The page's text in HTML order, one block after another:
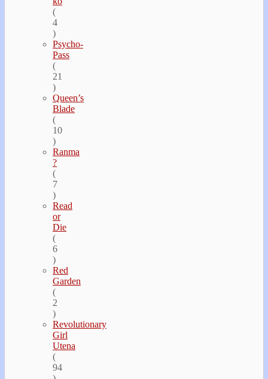
(
4
)
Psycho-
Pass
(
21
)
Queen’s
Blade
(
10
)
Ranma
?
(
7
)
Read
or
Die
(
6
)
Red
Garden
(
2
)
Revolutionary
Girl
Utena
(
94